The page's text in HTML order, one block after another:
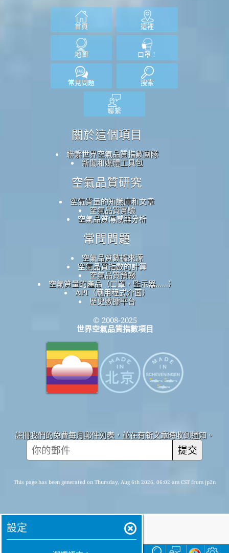
首頁 這裡
地圖 口罩！
常見問題 搜索
聯繫
關於這個項目
聯繫世界空氣品質指數團隊
新聞和媒體工具包
空氣品質研究
空氣質量的知識庫和文章
空氣品質實驗
空氣品質傳感器分析
常問問題
空氣品質數據來源
空氣品質指數的計算
空氣品質預報
空氣質量的產品（口罩，監示器......）
API（應用程式介面）
歷史數據平台
© 2008-2025
世界空氣品質指數項目
註冊我們的免費每月郵件列表，並在有新文章時收到通知。
提交
This page has been generated on Thursday, Aug 6th 2026, 06:02 am CST from jp2n
設定